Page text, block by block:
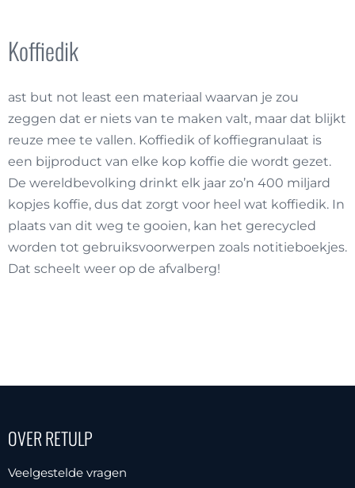
Koffiedik
ast but not least een materiaal waarvan je zou
zeggen dat er niets van te maken valt, maar dat blijkt
reuze mee te vallen. Koffiedik of koffiegranulaat is
een bijproduct van elke kop koffie die wordt gezet.
De wereldbevolking drinkt elk jaar zo’n 400 miljard
kopjes koffie, dus dat zorgt voor heel wat koffiedik. In
plaats van dit weg te gooien, kan het gerecycled
worden tot gebruiksvoorwerpen zoals notitieboekjes.
Dat scheelt weer op de afvalberg!
OVER RETULP
Veelgestelde vragen